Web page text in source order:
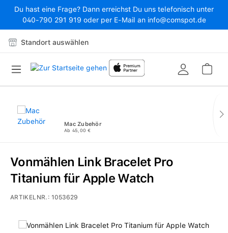
Zum Hauptinhalt springen
Du hast eine Frage? Dann erreichst Du uns telefonisch unter
040-790 291 919 oder per E-Mail an info@comspot.de
Standort auswählen
Mac Zubehör
Ab 45,00 €
Bildergalerie überspringen
Vonmählen Link Bracelet Pro
Titanium für Apple Watch
ARTIKELNR.:1053629